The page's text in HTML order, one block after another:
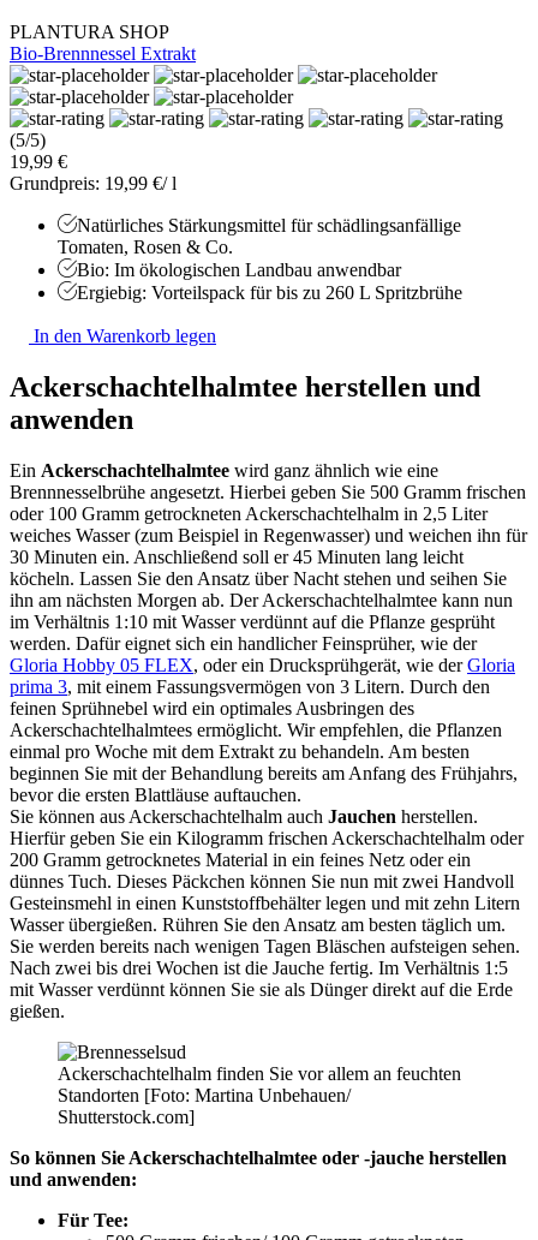
PLANTURA SHOP
Bio-Brennnessel Extrakt
(5/5)
19,99 €
Grundpreis: 19,99 €/ l
Natürliches Stärkungsmittel für schädlingsanfällige
Tomaten, Rosen & Co.
Bio: Im ökologischen Landbau anwendbar
Ergiebig: Vorteilspack für bis zu 260 L Spritzbrühe
In den Warenkorb legen
Ackerschachtelhalmtee herstellen und
anwenden
Ein Ackerschachtelhalmtee wird ganz ähnlich wie eine
Brennnesselbrühe angesetzt. Hierbei geben Sie 500 Gramm frischen
oder 100 Gramm getrockneten Ackerschachtelhalm in 2,5 Liter
weiches Wasser (zum Beispiel in Regenwasser) und weichen ihn für
30 Minuten ein. Anschließend soll er 45 Minuten lang leicht
köcheln. Lassen Sie den Ansatz über Nacht stehen und seihen Sie
ihn am nächsten Morgen ab. Der Ackerschachtelhalmtee kann nun
im Verhältnis 1:10 mit Wasser verdünnt auf die Pflanze gesprüht
werden. Dafür eignet sich ein handlicher Feinsprüher, wie der
Gloria Hobby 05 FLEX, oder ein Drucksprühgerät, wie derGloria
prima 3, mit einem Fassungsvermögen von 3 Litern. Durch den
feinen Sprühnebel wird ein optimales Ausbringen des
Ackerschachtelhalmtees ermöglicht. Wir empfehlen, die Pflanzen
einmal pro Woche mit dem Extrakt zu behandeln. Am besten
beginnen Sie mit der Behandlung bereits am Anfang des Frühjahrs,
bevor die ersten Blattläuse auftauchen.
Sie können aus Ackerschachtelhalm auch Jauchen herstellen.
Hierfür geben Sie ein Kilogramm frischen Ackerschachtelhalm oder
200 Gramm getrocknetes Material in ein feines Netz oder ein
dünnes Tuch. Dieses Päckchen können Sie nun mit zwei Handvoll
Gesteinsmehl in einen Kunststoffbehälter legen und mit zehn Litern
Wasser übergießen. Rühren Sie den Ansatz am besten täglich um.
Sie werden bereits nach wenigen Tagen Bläschen aufsteigen sehen.
Nach zwei bis drei Wochen ist die Jauche fertig. Im Verhältnis 1:5
mit Wasser verdünnt können Sie sie als Dünger direkt auf die Erde
gießen.
Ackerschachtelhalm finden Sie vor allem an feuchten
Standorten [Foto: Martina Unbehauen/
Shutterstock.com]
So können Sie Ackerschachtelhalmtee oder -jauche herstellen
und anwenden:
Für Tee: